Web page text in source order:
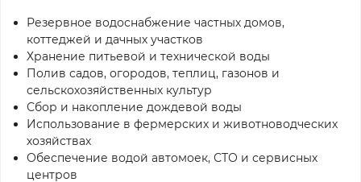
Резервное водоснабжение частных домов,
коттеджей и дачных участков
Хранение питьевой и технической воды
Полив садов, огородов, теплиц, газонов и
сельскохозяйственных культур
Сбор и накопление дождевой воды
Использование в фермерских и животноводческих
хозяйствах
Обеспечение водой автомоек, СТО и сервисных
центров